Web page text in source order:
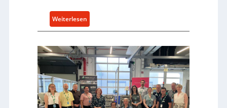
i
e
b
e
0
-
l
a
t
f
o
Weiterlesen:
S
a
r
e
P
a
r